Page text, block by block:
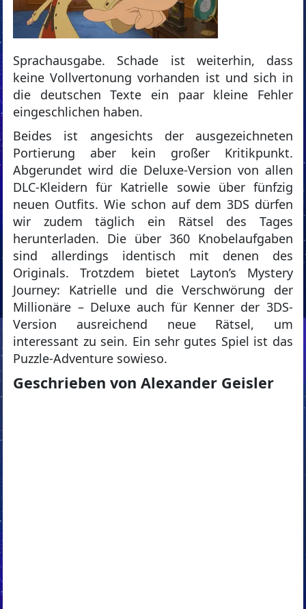
Sprachausgabe. Schade ist weiterhin, dass
keine Vollvertonung vorhanden ist und sich in
die deutschen Texte ein paar kleine Fehler
eingeschlichen haben.
Beides ist angesichts der ausgezeichneten
Portierung aber kein großer Kritikpunkt.
Abgerundet wird die Deluxe-Version von allen
DLC-Kleidern für Katrielle sowie über fünfzig
neuen Outfits. Wie schon auf dem 3DS dürfen
wir zudem täglich ein Rätsel des Tages
herunterladen. Die über 360 Knobelaufgaben
sind allerdings identisch mit denen des
Originals. Trotzdem bietet Layton’s Mystery
Journey: Katrielle und die Verschwörung der
Millionäre – Deluxe auch für Kenner der 3DS-
Version ausreichend neue Rätsel, um
interessant zu sein. Ein sehr gutes Spiel ist das
Puzzle-Adventure sowieso.
Geschrieben von Alexander Geisler